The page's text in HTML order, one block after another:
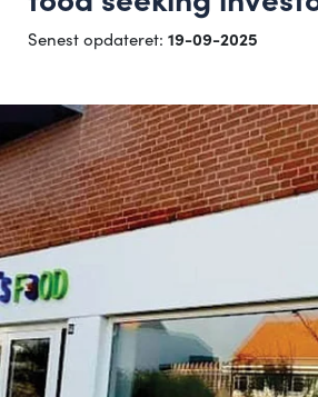
Senest opdateret: 19-09-2025